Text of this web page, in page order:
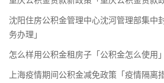
沈阳住房公积金管理中心沈河管理部集中
务办理」
怎么样用公积金租房子「公积金怎么使用」
上海疫情期间公积金减免政策「疫情隔离